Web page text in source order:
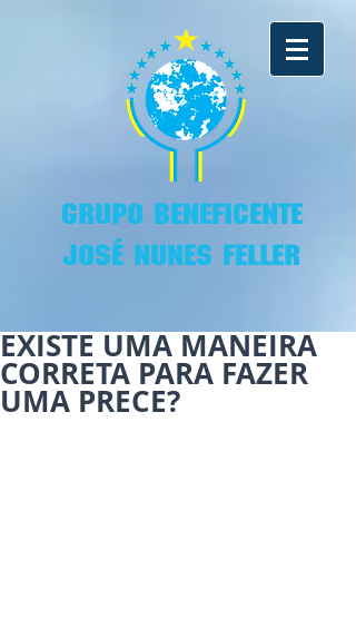
GRUPO BENEFICENTE
JOSÉ NUNES FELLER
EXISTE UMA MANEIRA
CORRETA PARA FAZER
UMA PRECE?